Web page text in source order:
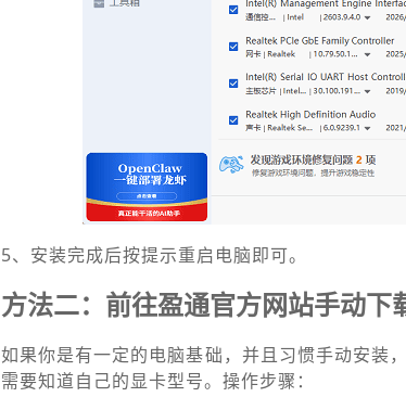
5、安装完成后按提示重启电脑即可。
方法二：前往盈通官方网站手动下
如果你是有一定的电脑基础，并且习惯手动安装
需要知道自己的显卡型号。操作步骤：